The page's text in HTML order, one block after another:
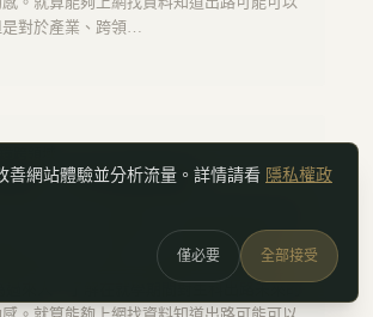
對於產業、跨領…
度：生科跨域經驗談
分析、行銷。如果你正在考慮跨領域發展，
務感興趣，希望這位訪談者的故事能給你一
善網站體驗並分析流量。詳情請看 隱私權政
僅必要 全部接受